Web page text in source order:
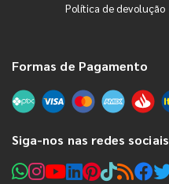
Política de devolução
Formas de Pagamento
Siga-nos nas redes sociais